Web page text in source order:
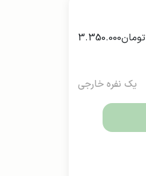
تومان3.350.000
یک نفره خارجی